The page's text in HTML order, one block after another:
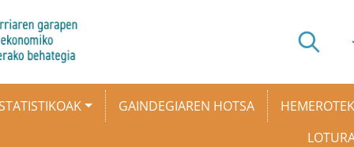
GAINDEGIAREN HOTSA